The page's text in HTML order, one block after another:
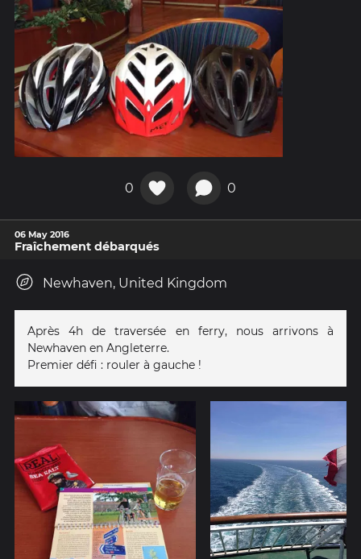
0 0
06 May 2016
Fraîchement débarqués
Newhaven, United Kingdom
Après 4h de traversée en ferry, nous arrivons à
Newhaven en Angleterre.
Premier défi : rouler à gauche !